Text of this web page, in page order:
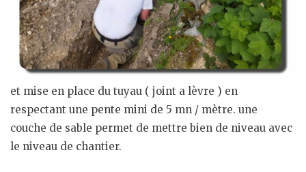
et mise en place du tuyau ( joint a lèvre ) en
respectant une pente mini de 5 mn / mètre. une
couche de sable permet de mettre bien de niveau avec
le niveau de chantier.